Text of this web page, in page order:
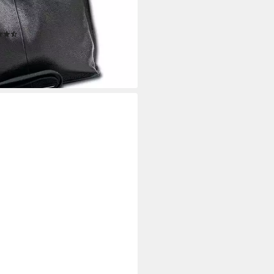
Damen Leder
Shopper, schwarz ca.
(14)
€
- in 2-3 Werktagen bei dir